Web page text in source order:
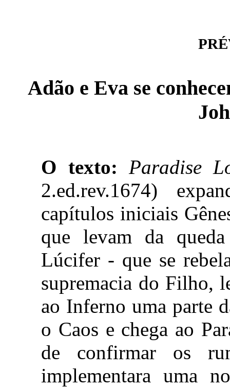
Adão e Eva se
O texto: Paradise
2.ed.rev.1674)
capítulos iniciais
que levam da
Lúcifer - que se
supremacia do Filho,
ao Inferno uma parte
o Caos e chega ao
de confirmar os
implementara uma